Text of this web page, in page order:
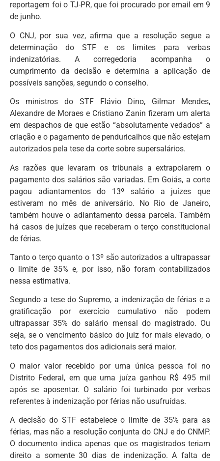
reportagem foi o TJ-PR, que foi procurado por email em 9
de junho.
O CNJ, por sua vez, afirma que a resolução segue a
determinação do STF e os limites para verbas
indenizatórias. A corregedoria acompanha o
cumprimento da decisão e determina a aplicação de
possíveis sanções, segundo o conselho.
Os ministros do STF Flávio Dino, Gilmar Mendes,
Alexandre de Moraes e Cristiano Zanin fizeram um alerta
em despachos de que estão “absolutamente vedados” a
criação e o pagamento de penduricalhos que não estejam
autorizados pela tese da corte sobre supersalários.
As razões que levaram os tribunais a extrapolarem o
pagamento dos salários são variadas. Em Goiás, a corte
pagou adiantamentos do 13º salário a juízes que
estiveram no mês de aniversário. No Rio de Janeiro,
também houve o adiantamento dessa parcela. Também
há casos de juízes que receberam o terço constitucional
de férias.
Tanto o terço quanto o 13º são autorizados a ultrapassar
o limite de 35% e, por isso, não foram contabilizados
nessa estimativa.
Segundo a tese do Supremo, a indenização de férias e a
gratificação por exercício cumulativo não podem
ultrapassar 35% do salário mensal do magistrado. Ou
seja, se o vencimento básico do juiz for mais elevado, o
teto dos pagamentos dos adicionais será maior.
O maior valor recebido por uma única pessoa foi no
Distrito Federal, em que uma juíza ganhou R$ 495 mil
após se aposentar. O salário foi turbinado por verbas
referentes à indenização por férias não usufruídas.
A decisão do STF estabelece o limite de 35% para as
férias, mas não a resolução conjunta do CNJ e do CNMP.
O documento indica apenas que os magistrados teriam
direito a somente 30 dias de indenização. A falta de